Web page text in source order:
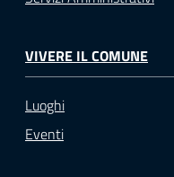
VIVERE IL COMUNE
Luoghi
Eventi